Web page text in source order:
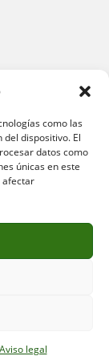
como las
dispositivo. El
datos como
únicas en este
afectar
legal